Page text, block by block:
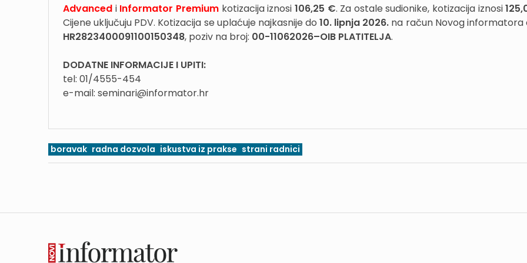
Advanced i Informator Premiumkotizacija iznosi 106,25 €. Za ostale sudionike, kotizacija iznosi
Cijene uključuju PDV. Kotizacija se uplaćuje najkasnije do10. lipnja 2026. na račun Novog informatora
HR2823400091100150348, poziv na broj: 00-11062026–OIB PLATITELJA.
DODATNE INFORMACIJE I UPITI:
tel: 01/4555-454
e-mail: seminari@informator.hr
boravak radna dozvola iskustva iz prakse strani radnici